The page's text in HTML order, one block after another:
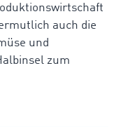
auch die
und
zum